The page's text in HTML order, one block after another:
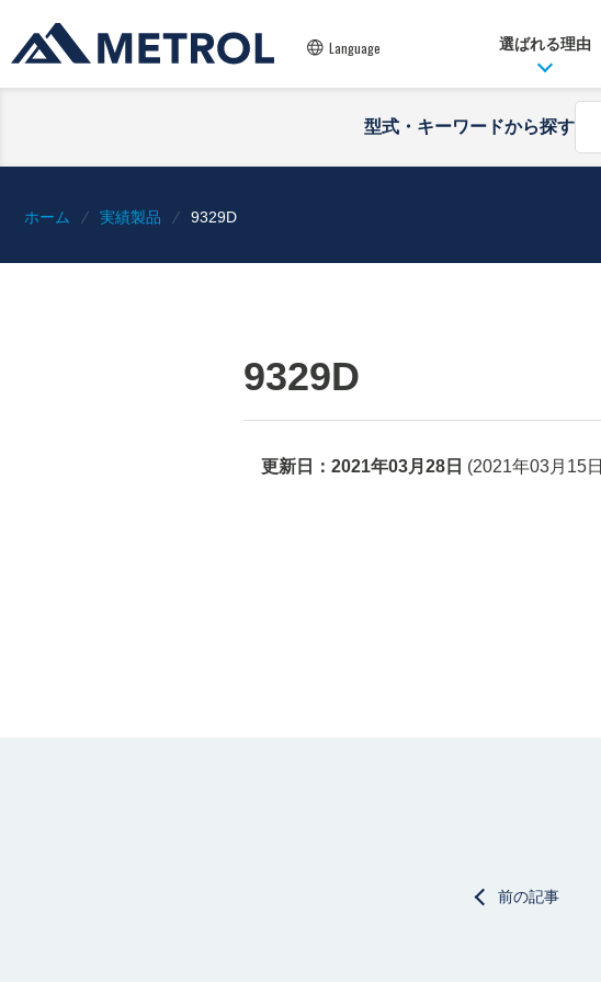
Language 選ばれる理由
型式・キーワードから探す
ホーム 実績製品 9329D
9329D
更新日： 2021年03月28日 (2021年03月15日
前の記事